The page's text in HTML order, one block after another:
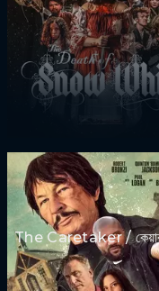
The Caretaker /